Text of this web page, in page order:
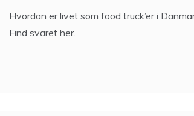
Coravin er fremtidens